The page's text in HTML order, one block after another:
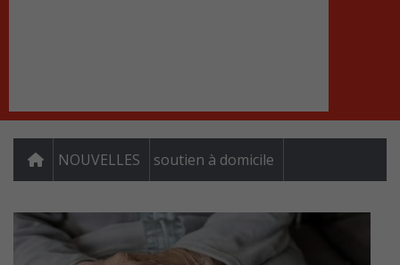
NOUVELLES soutien à domicile